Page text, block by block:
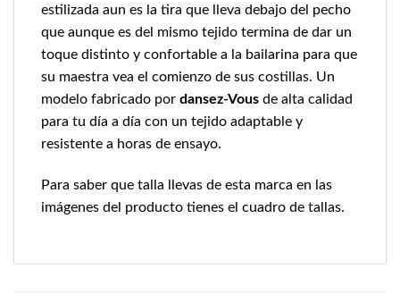
estilizada aun es la tira que lleva debajo del pecho
que aunque es del mismo tejido termina de dar un
toque distinto y confortable a la bailarina para que
su maestra vea el comienzo de sus costillas. Un
modelo fabricado por dansez-Vous de alta calidad
para tu día a día con un tejido adaptable y
resistente a horas de ensayo.
Para saber que talla llevas de esta marca en las
imágenes del producto tienes el cuadro de tallas.